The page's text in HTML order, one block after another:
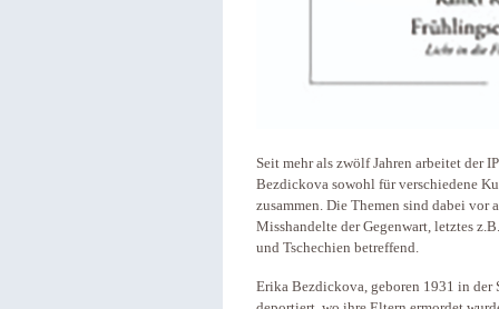
Seit mehr als zwölf Jahren arbeitet der
Bezdickova sowohl für verschiedene
zusammen. Die Themen sind dabei vor
Misshandelte der Gegenwart, letztes
und Tschechien betreffend.
Erika Bezdickova, geboren 1931 in